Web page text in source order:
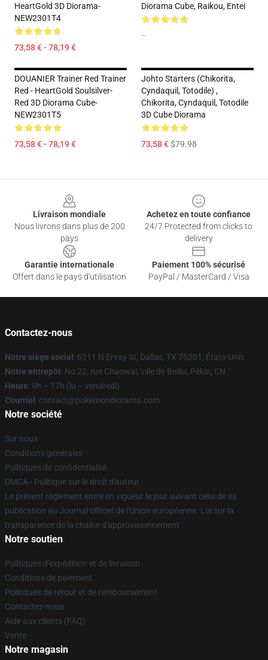
HeartGold 3D Diorama-
NEW2301T4
73,58 € - 78,19 €
Diorama Cube, Raikou, Entei
--
DOUANIER Trainer Red Trainer
Red - HeartGold Soulsilver-
Red 3D Diorama Cube-
NEW2301T5
73,58 € - 78,19 €
Johto Starters (Chikorita,
Cyndaquil, Totodile) ,
Chikorita, Cyndaquil, Totodile
3D Cube Diorama
73,58 €$79.98
Livraison mondiale
Nous livrons dans plus de 200
pays
Achetez en toute confiance
24/7 Protected from clicks to
delivery
Garantie internationale
Offert dans le pays d'utilisation
Paiement 100% sécurisé
PayPal / MasterCard / Visa
Contactez-nous
Notre siège social : 6211 N Ervay St, Dallas, TX 75201, États-Unis
Notre entrepôt: No 22, rue Chaowai, ville de Beiliu, Pékin, CN
Heure: 9h – 17h (lu – vendredi)
Courriel : contact@pokemondiorama.com
Notre société
Sur nous
Conditions générales
Politiques de confidentialité
DMCA - Politique sur le droit d'auteur
Le présent règlement entre en vigueur le jour suivant celui de sa
publication au Journal officiel de l'Union européenne. Loi sur la
transparence de la chaîne d'approvisionnement
Notre soutien
Politiques d'expédition et de livraison
Conditions de paiement
Politiques de retour et de remboursement
Contactez-nous
Aide aux clients (FAQ)
Vente
Notre magasin